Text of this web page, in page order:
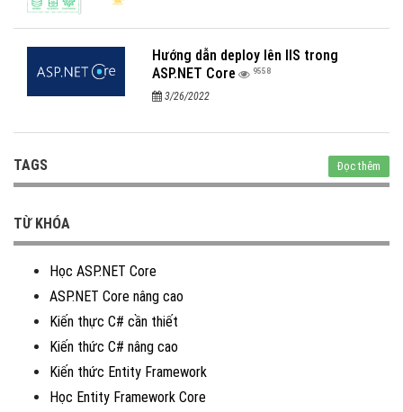
Hướng dẫn deploy lên IIS trong
ASP.NET Core
9558
3/26/2022
TAGS Đọc thêm
TỪ KHÓA
Học ASP.NET Core
ASP.NET Core nâng cao
Kiến thực C# cần thiết
Kiến thức C# nâng cao
Kiến thức Entity Framework
Học Entity Framework Core